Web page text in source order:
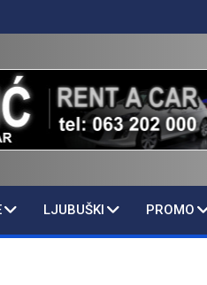
LJUBUŠKI PROMO